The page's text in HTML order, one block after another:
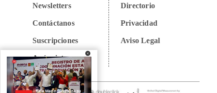
Newsletters
Contáctanos
Suscripciones
Anúnciate
Directorio
Privacidad
Aviso Legal